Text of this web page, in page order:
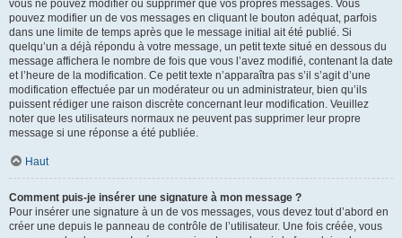
vous ne pouvez modifier ou supprimer que vos propres messages. Vous
pouvez modifier un de vos messages en cliquant le bouton adéquat, parfois
dans une limite de temps après que le message initial ait été publié. Si
quelqu’un a déjà répondu à votre message, un petit texte situé en dessous du
message affichera le nombre de fois que vous l’avez modifié, contenant la date
et l’heure de la modification. Ce petit texte n’apparaîtra pas s’il s’agit d’une
modification effectuée par un modérateur ou un administrateur, bien qu’ils
puissent rédiger une raison discrète concernant leur modification. Veuillez
noter que les utilisateurs normaux ne peuvent pas supprimer leur propre
message si une réponse a été publiée.
Haut
Comment puis-je insérer une signature à mon message ?
Pour insérer une signature à un de vos messages, vous devez tout d’abord en
créer une depuis le panneau de contrôle de l’utilisateur. Une fois créée, vous